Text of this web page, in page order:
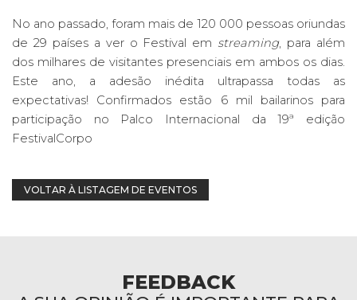
No ano passado, foram mais de 120 000 pessoas oriundas
de 29 países a ver o Festival em streaming, para além
dos milhares de visitantes presenciais em ambos os dias.
Este ano, a adesão inédita ultrapassa todas as
expectativas! Confirmados estão 6 mil bailarinos para
participação no Palco Internacional da 19ª edição
FestivalCorpo
VOLTAR À LISTAGEM DE EVENTOS
FEEDBACK